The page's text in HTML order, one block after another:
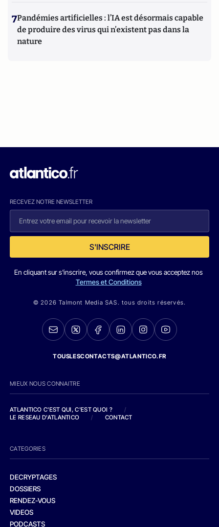
7Pandémies artificielles : l’IA est désormais capable
de produire des virus qui n’existent pas dans la
nature
RECEVEZ NOTRE NEWSLETTER
S'INSCRIRE
En cliquant sur s'inscrire, vous confirmez que vous acceptez nos
Termes et Conditions
© 2026 Talmont Media SAS. tous droits réservés.
TOUSLESCONTACTS@ATLANTICO.FR
MIEUX NOUS CONNAITRE
ATLANTICO C'EST QUI, C'EST QUOI ?
/
LE RESEAU D'ATLANTICO
/ CONTACT
CATEGORIES
DECRYPTAGES
DOSSIERS
RENDEZ-VOUS
VIDEOS
PODCASTS